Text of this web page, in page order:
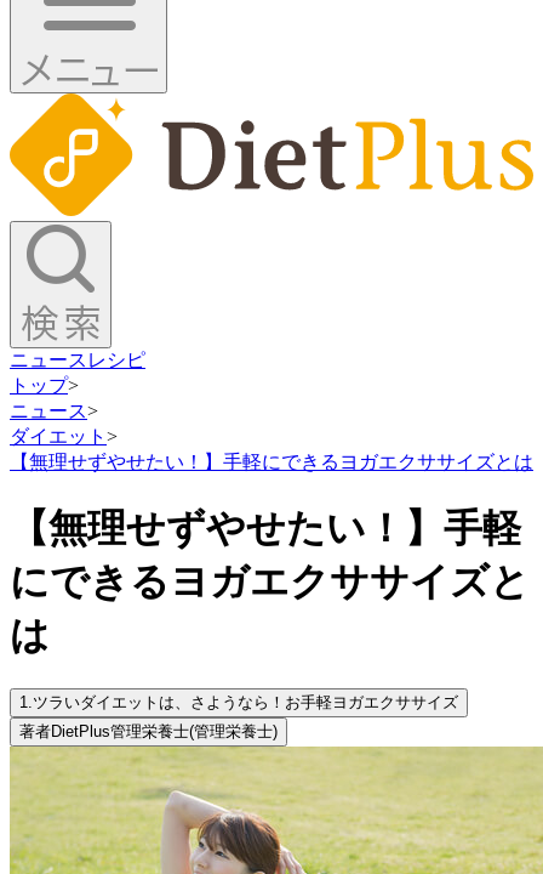
ニュース レシピ
トップ>
ニュース>
ダイエット >
【無理せずやせたい！】手軽にできるヨガエクササイズとは
【無理せずやせたい！】手軽
にできるヨガエクササイズと
は
1.ツラいダイエットは、さようなら！お手軽ヨガエクササイズ
著者DietPlus管理栄養士(管理栄養士)